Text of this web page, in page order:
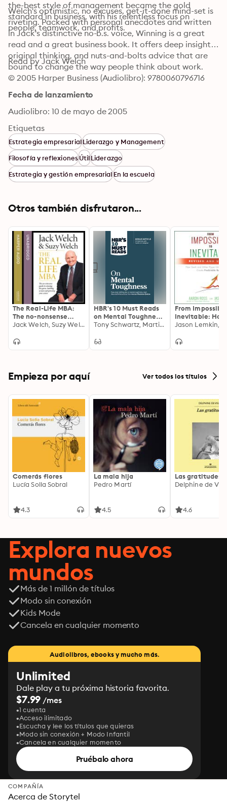
the-best style of management became the gold
standard in business, with his relentless focus on
people, teamwork, and profits.
Welch's optimistic, no excuses, get-it-done mind-set is
riveting. Packed with personal anecdotes and written
in Jack's distinctive no-b.s. voice, Winning is a great
read and a great business book. It offers deep insights,
original thinking, and nuts-and-bolts advice that are
bound to change the way people think about work.
Read by Jack Welch
© 2005 Harper Business (Audiolibro): 9780060796716
Fecha de lanzamiento
Audiolibro: 10 de mayo de 2005
Etiquetas
Estrategia empresarialLiderazgo y Management
Filosofía y reflexionesÚtilLiderazgo
Estrategia y gestión empresarialEn la escuela
Otros también disfrutaron...
The Real-Life MBA:
The no-nonsense
guide to winning the
team and growing
Jack Welch, Suzy Welch
HBR's 10 Must Reads
on Mental Toughness
(with bonus interview
Growth and Building
Tony Schwartz, Martin E.P. Seligman, Harvard Business Review, Warren G. Bennis, Robert J. Thomas
From
Inevitable: How
and Other
Create
Growth
Create
Empieza por aquí Ver todos los títulos
Comerás flores
Lucía Solla Sobral
4.3
La mala hija
Pedro Martí
4.5
Las gratitudes
Delphine de
4.6
Explora nuevos
mundos
Más de 1 millón de títulos
Modo sin conexión
Kids Mode
Cancela en cualquier momento
Audiolibros, ebooks y mucho más.
Unlimited
Dale play a tu próxima historia favorita.
$7.99 /mes
1 cuenta
Acceso ilimitado
Escucha y lee los títulos que quieras
Modo sin conexión + Modo Infantil
Cancela en cualquier momento
Pruébalo ahora
COMPAÑÍA
Acerca de Storytel